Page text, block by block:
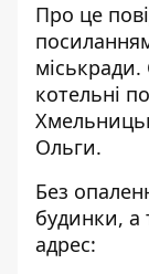
Про це
міськради.
котельні
Ольги.
Без
будинки, а
адрес: